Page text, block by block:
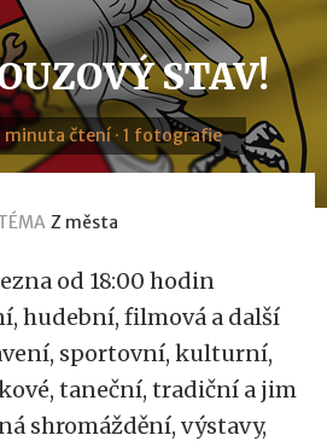
STAV!
minuta čtení · 1 fotografie
Z města
od 18:00 hodin
hudební, filmová a další
sportovní, kulturní,
taneční, tradiční a jim
shromáždění, výstavy,